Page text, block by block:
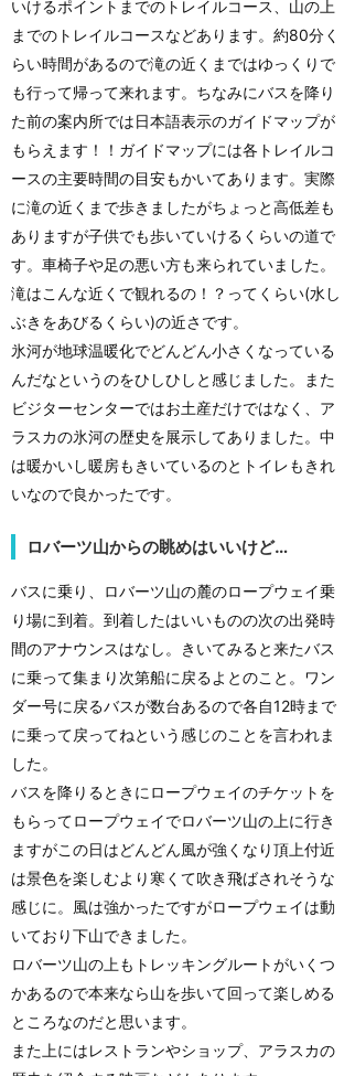
いけるポイントまでのトレイルコース、山の上
までのトレイルコースなどあります。約80分く
らい時間があるので滝の近くまではゆっくりで
も行って帰って来れます。ちなみにバスを降り
た前の案内所では日本語表示のガイドマップが
もらえます！！ガイドマップには各トレイルコ
ースの主要時間の目安もかいてあります。実際
に滝の近くまで歩きましたがちょっと高低差も
ありますが子供でも歩いていけるくらいの道で
す。車椅子や足の悪い方も来られていました。
滝はこんな近くで観れるの！？ってくらい(水し
ぶきをあびるくらい)の近さです。
氷河が地球温暖化でどんどん小さくなっている
んだなというのをひしひしと感じました。また
ビジターセンターではお土産だけではなく、ア
ラスカの氷河の歴史を展示してありました。中
は暖かいし暖房もきいているのとトイレもきれ
いなので良かったです。
ロバーツ山からの眺めはいいけど…
バスに乗り、ロバーツ山の麓のロープウェイ乗
り場に到着。到着したはいいものの次の出発時
間のアナウンスはなし。きいてみると来たバス
に乗って集まり次第船に戻るよとのこと。ワン
ダー号に戻るバスが数台あるので各自12時まで
に乗って戻ってねという感じのことを言われま
した。
バスを降りるときにロープウェイのチケットを
もらってロープウェイでロバーツ山の上に行き
ますがこの日はどんどん風が強くなり頂上付近
は景色を楽しむより寒くて吹き飛ばされそうな
感じに。風は強かったですがロープウェイは動
いており下山できました。
ロバーツ山の上もトレッキングルートがいくつ
かあるので本来なら山を歩いて回って楽しめる
ところなのだと思います。
また上にはレストランやショップ、アラスカの